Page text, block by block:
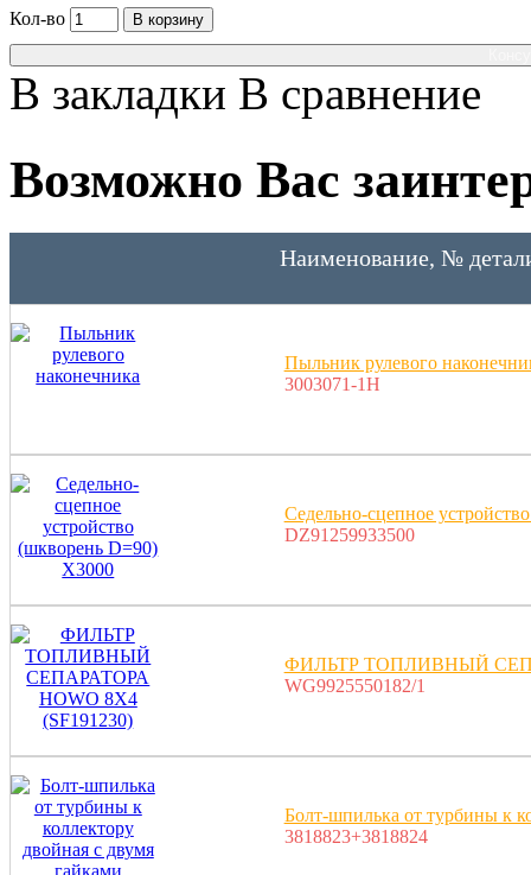
Кол-во
В корзину
В закладки В сравнение
Возможно Вас
Наименование, №
Пыльник рулевого
3003071-1H
Седельно-сцепное
DZ91259933500
ФИЛЬТР ТОПЛИВНЫЙ
WG9925550182/1
Болт-шпилька от турбины к
3818823+3818824